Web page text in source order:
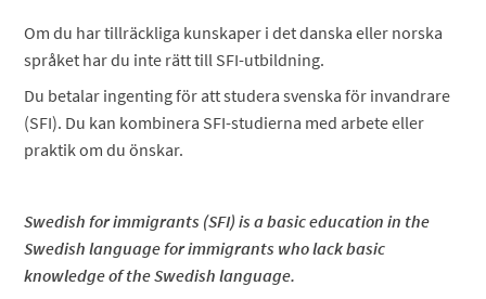
Om du har tillräckliga kunskaper i det danska eller norska
språket har du inte rätt till SFI-utbildning.
Du betalar ingenting för att studera svenska för invandrare
(SFI). Du kan kombinera SFI-studierna med arbete eller
praktik om du önskar.
Swedish for immigrants (SFI) is a basic education in the
Swedish language for immigrants who lack basic
knowledge of the Swedish language.